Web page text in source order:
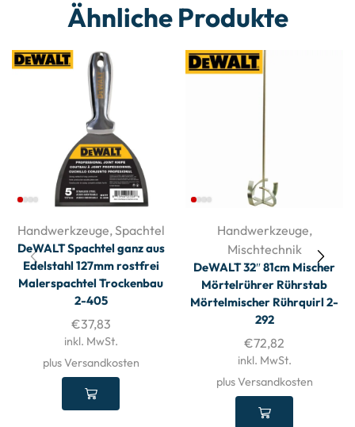
Ähnliche Produkte
Handwerkzeuge, Spachtel
DeWALT Spachtel ganz aus
Edelstahl 127mm rostfrei
Malerspachtel Trockenbau
2-405
€37,83
inkl. MwSt.
plus Versandkosten
Handwerkzeuge,
Mischtechnik
DeWALT 32″ 81cm Mischer
Mörtelrührer Rührstab
Mörtelmischer Rührquirl 2-
292
€72,82
inkl. MwSt.
plus Versandkosten